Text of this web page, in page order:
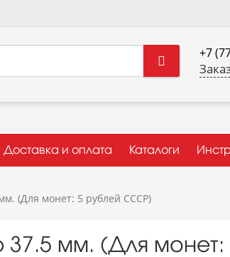
+7
Доставка и оплата Каталоги
(Для монет: 5 рублей СССР)
37.5 мм. (Для монет: